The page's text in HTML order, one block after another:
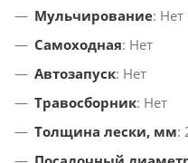
Мульчирование: Нет
Самоходная: Нет
Автозапуск: Нет
Травосборник: Нет
Толщина лески, мм: